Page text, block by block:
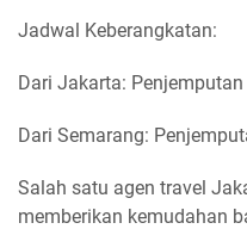
Jadwal Keberangkatan:
Dari Jakarta:
Dari Semarang:
Salah satu agen travel
memberikan kemudahan